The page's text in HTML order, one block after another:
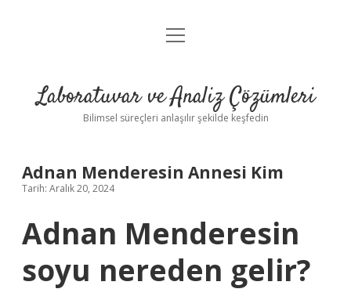
Anasayfa
Yasal Uyarı
menüyü
Laboratuvar ve Analiz Çözümleri
Bilimsel süreçleri anlaşılır şekilde keşfedin
Adnan Menderesin Annesi Kim
Tarih: Aralık 20, 2024
Adnan Menderesin
soyu nereden gelir?